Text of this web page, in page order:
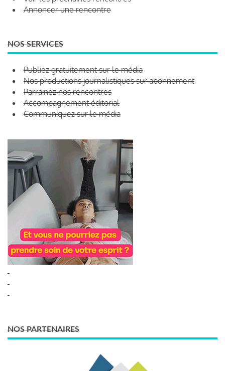
Annoncer une rencontre
NOS SERVICES
Publiez gratuitement sur le média
Nos productions journalistiques sur abonnement
Parrainez nos rencontres
Accompagnement éditorial
Communiquez sur le média
NOS PARTENAIRES